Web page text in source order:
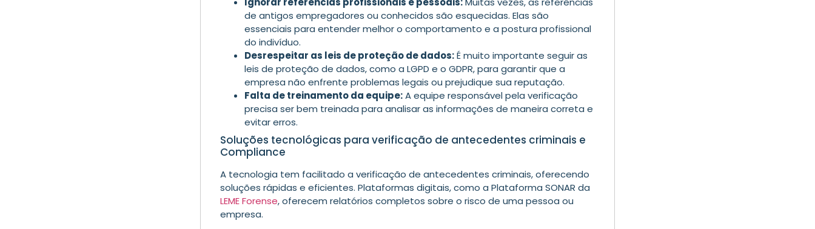
de antigos empregadores ou conhecidos são esquecidas. Elas são
essenciais para entender melhor o comportamento e a postura profissional
do indivíduo.
Desrespeitar as leis de proteção de dados:É muito importante seguir as
leis de proteção de dados, como a LGPD e o GDPR, para garantir que a
empresa não enfrente problemas legais ou prejudique sua reputação.
Falta de treinamento da equipe:A equipe responsável pela verificação
precisa ser bem treinada para analisar as informações de maneira correta e
evitar erros.
Soluções tecnológicas para verificação de antecedentes criminais e
Compliance
A tecnologia tem facilitado a verificação de antecedentes criminais, oferecendo
soluções rápidas e eficientes. Plataformas digitais, como a Plataforma SONAR da
LEME Forense, oferecem relatórios completos sobre o risco de uma pessoa ou
empresa.